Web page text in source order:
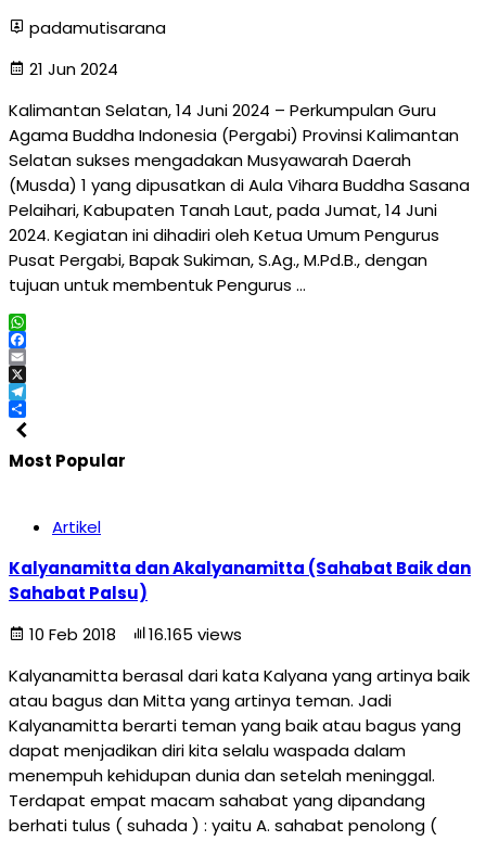
padamutisarana
21 Jun 2024
Kalimantan Selatan, 14 Juni 2024 – Perkumpulan Guru
Agama Buddha Indonesia (Pergabi) Provinsi Kalimantan
Selatan sukses mengadakan Musyawarah Daerah
(Musda) 1 yang dipusatkan di Aula Vihara Buddha Sasana
Pelaihari, Kabupaten Tanah Laut, pada Jumat, 14 Juni
2024. Kegiatan ini dihadiri oleh Ketua Umum Pengurus
Pusat Pergabi, Bapak Sukiman, S.Ag., M.Pd.B., dengan
tujuan untuk membentuk Pengurus …
WhatsApp
Facebook
Email
X
Telegram
Share
Most Popular
Artikel
Kalyanamitta dan Akalyanamitta (Sahabat Baik dan
Sahabat Palsu)
10 Feb 2018
16.165 views
Kalyanamitta berasal dari kata Kalyana yang artinya baik
atau bagus dan Mitta yang artinya teman. Jadi
Kalyanamitta berarti teman yang baik atau bagus yang
dapat menjadikan diri kita selalu waspada dalam
menempuh kehidupan dunia dan setelah meninggal.
Terdapat empat macam sahabat yang dipandang
berhati tulus ( suhada ) : yaitu A. sahabat penolong (